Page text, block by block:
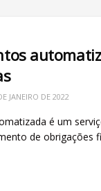
JANEIRO DE 2022
é um
de obrigações